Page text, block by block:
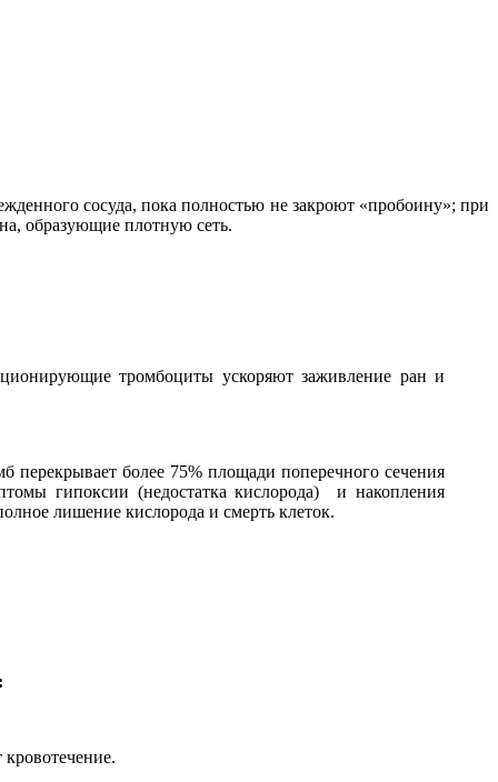
сосуда, пока полностью не закроют «пробоину»; при
образующие плотную сеть.
тромбоциты ускоряют заживление ран и
перекрывает более 75% площади поперечного сечения
гипоксии (недостатка кислорода) и накопления
лишение кислорода и смерть клеток.